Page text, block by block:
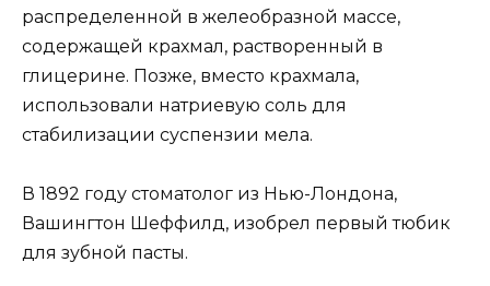
распределенной в желеобразной массе,
содержащей крахмал, растворенный в
глицерине. Позже, вместо крахмала,
использовали натриевую соль для
стабилизации суспензии мела.
В 1892 году стоматолог из Нью-Лондона,
Вашингтон Шеффилд, изобрел первый тюбик
для зубной пасты.